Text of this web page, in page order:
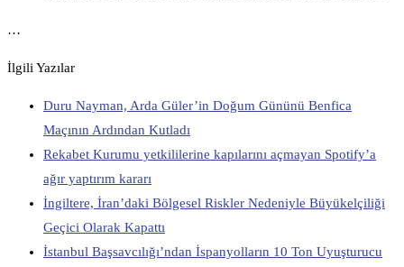
…
İlgili Yazılar
Duru Nayman, Arda Güler’in Doğum Gününü Benfica
Maçının Ardından Kutladı
Rekabet Kurumu yetkililerine kapılarını açmayan Spotify’a
ağır yaptırım kararı
İngiltere, İran’daki Bölgesel Riskler Nedeniyle Büyükelçiliği
Geçici Olarak Kapattı
İstanbul Başsavcılığı’ndan İspanyolların 10 Ton Uyuşturucu